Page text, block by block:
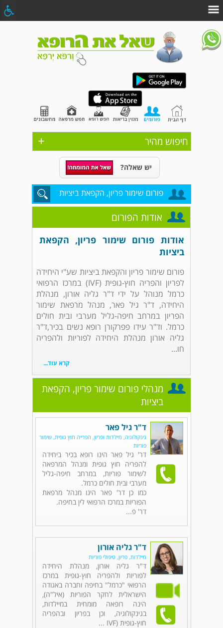
+ חיפוש מהיר
יש שאלה?
פורום שימור פריון, הקפאת ביציות
אודות הפורום
אודות פורום שימור פריון, הקפאת
ביציות
פורום שימור פריון והקפאת ביציות שע"י היחידה
לפריון והפריה חוץ-גופית (IVF) במרכז הרפואי
כרמל מנוהל על ידי ד"ר גליה אורון, מנהלת
היחידה, ד"ר גיל פאר, מנהל מרפאת שימור
הפריון במרחב חיפה-גליל מערבי ובית חולים
כרמל. וד"ר עידו פפרקורן רופא נשים בכיר,ד"ר
גליה אורון מנהלת היחידה לפוריות ולהפריה
חו...
קרא עוד...
מנהלי פורום שימור פריון, הקפאת
ביציות
ד"ר גיל פאר
גינקולוגיה, מיילדות ופריון, הפרייה חוץ גופית, שימור
פוריות
דר' גיל פאר הינו רופא בכיר ביחידה
להפריה חוץ גופית ומנהל המרפאה
לשימור פוריות, במרחב חיפה-גליל
מערבי ובית חולים כרמל.
כמו כן דר' פאר הינו מנהל מרפאת
הפוריות במרכז הרפואי לין בחיפה.
דר' פ...
ד"ר גליה אורון
מיילדות, פריון, טיפולי פוריות
ד"ר גליה אורון, מנהלת היחידה
לפוריות ולהפריה חוץ-גופית במרכז
הרפואי "כרמל" בחיפה וחברה באגודה
הישראלית לחקר הפוריות (איל"ה),
הינה רופאה מומחית במיילדות,
בגינקולוגיה, וכן בפריון ובהפריה
חוץ-גופית (IVF ...